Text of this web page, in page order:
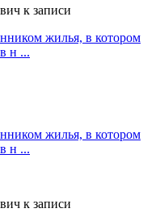
к записи
жилья, в котором
н ...
жилья, в котором
н ...
к записи